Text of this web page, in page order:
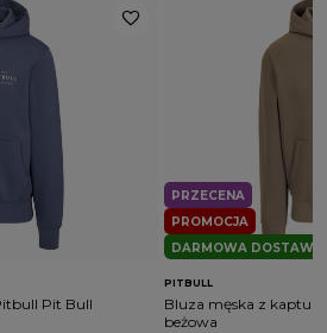
Pit Bull
PROMOCJA
PRZECENA
DARMOWA DOSTAWA
PITBULL
Bluza męska z
beżowa